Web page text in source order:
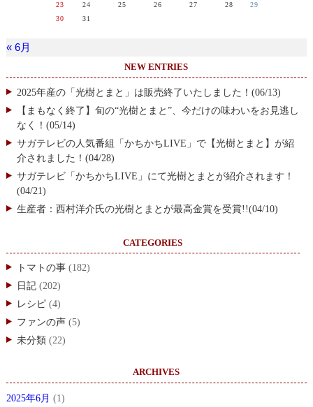
23
24 25 26 27 28
29
30
31
« 6月
NEW ENTRIES
2025年産の「光樹とまと」は販売終了いたしました！(06/13)
【まもなく終了】旬の“光樹とまと”、今だけの味わいをお見逃し
なく！(05/14)
サガテレビの人気番組「かちかちLIVE」で【光樹とまと】が紹
介されました！(04/28)
サガテレビ「かちかちLIVE」にて光樹とまとが紹介されます！
(04/21)
生産者：西村洋介氏の光樹とまとが最高金賞を受賞!!(04/10)
CATEGORIES
トマトの事(182)
日記(202)
レシピ(4)
ファンの声(5)
未分類 (22)
ARCHIVES
2025年6月 (1)